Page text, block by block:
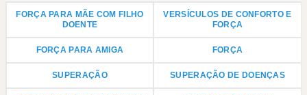
FORÇA PARA MÃE COM FILHO
DOENTE
VERSÍCULOS DE CONFORTO E
FORÇA
FORÇA PARA AMIGA FORÇA
SUPERAÇÃO SUPERAÇÃO DE DOENÇAS